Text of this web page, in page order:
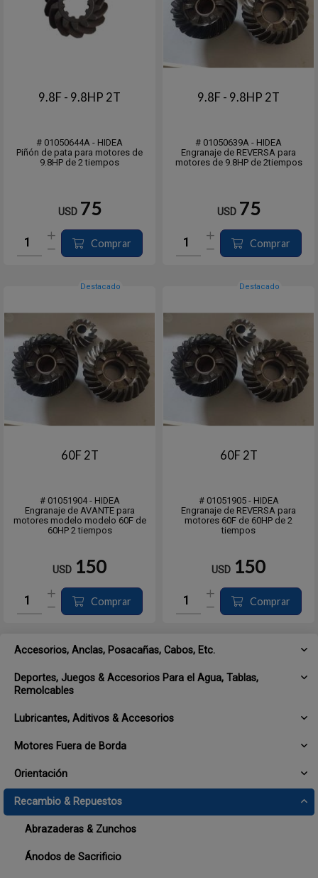
Accesorios, Anclas, Posacañas, Cabos, Etc.
Deportes, Juegos & Accesorios Para el Agua, Tablas,
Remolcables
Lubricantes, Aditivos & Accesorios
Motores Fuera de Borda
Orientación
Recambio & Repuestos
Abrazaderas & Zunchos
Ánodos de Sacrificio
9.8F - 9.8HP 2T
# 01050644A - HIDEA
Piñón de pata para motores de
9.8HP de 2 tiempos
USD 75
Comprar
9.8F - 9.8HP 2T
# 01050639A - HIDEA
Engranaje de REVERSA para
motores de 9.8HP de 2tiempos
USD 75
Comprar
Destacado
60F 2T
# 01051904 - HIDEA
Engranaje de AVANTE para
motores modelo modelo 60F de
60HP 2 tiempos
USD 150
Comprar
Destacado
60F 2T
# 01051905 - HIDEA
Engranaje de REVERSA para
motores 60F de 60HP de 2
tiempos
USD 150
Comprar